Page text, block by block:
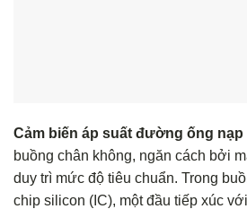
Cảm biến áp suất đường ống nạp
buồng chân không, ngăn cách bởi
duy trì mức độ tiêu chuẩn. Trong
chip silicon (IC), một đầu tiếp xúc